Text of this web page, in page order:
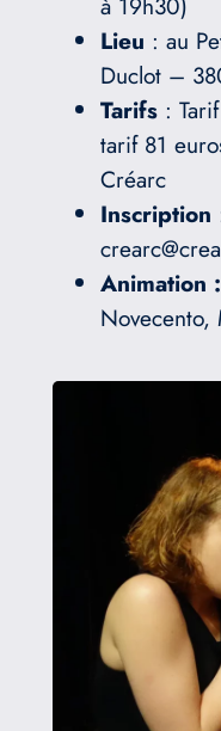
Lieu : au
Duclot –
Tarifs:
tarif 81
Créarc
Inscription
Animation :
Novecento,